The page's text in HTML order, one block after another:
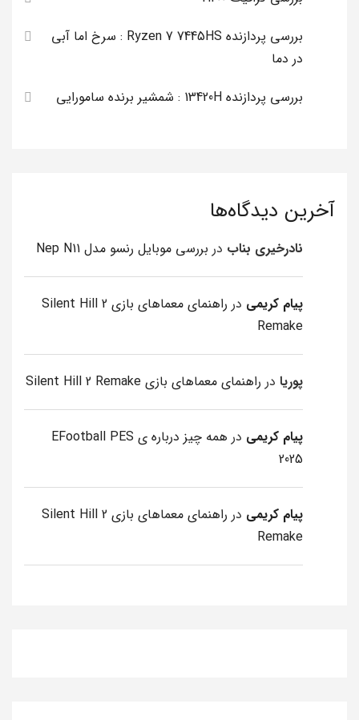
بررسی پردازنده Ryzen 7 7445HS : سرخ اما آبی
در دما
بررسی پردازنده 13420H : شمشیر برنده سامورایی
آخرین دیدگاه‌ها
نادرخیری بناب در بررسی موبایل رنسو مدل Nep N11
پیام کریمی در
راهنمای معماهای بازی Silent Hill 2
Remake
پوریا در راهنمای معماهای بازی Silent Hill 2 Remake
پیام کریمی در
همه چیز درباره ی EFootball PES
2025
پیام کریمی در
راهنمای معماهای بازی Silent Hill 2
Remake